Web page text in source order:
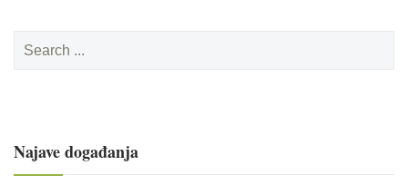
for:
Najave događanja